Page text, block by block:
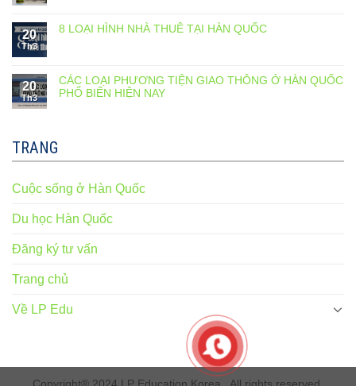
20
Th3
8 LOẠI HÌNH NHÀ THUÊ TẠI HÀN QUỐC
20
Th3
CÁC LOẠI PHƯƠNG TIỆN GIAO THÔNG Ở HÀN QUỐC
PHỔ BIẾN HIỆN NAY
TRANG
Cuộc sống ở Hàn Quốc
Du học Hàn Quốc
Đăng ký tư vấn
Trang chủ
Về LP Edu
Copyright® 2024 LP Education Korea . All rights reserved.